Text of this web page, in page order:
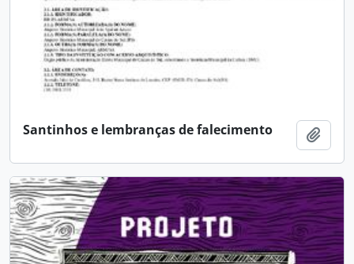
Santinhos e lembranças de falecimento